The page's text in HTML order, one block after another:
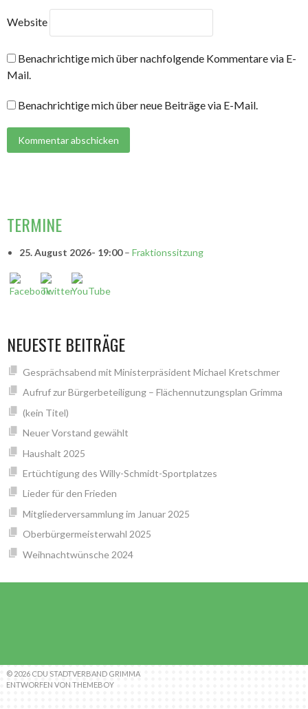
Website
Benachrichtige mich über nachfolgende Kommentare via E-
Mail.
Benachrichtige mich über neue Beiträge via E-Mail.
TERMINE
25. August 2026- 19:00– Fraktionssitzung
NEUESTE BEITRÄGE
Gesprächsabend mit Ministerpräsident Michael Kretschmer
Aufruf zur Bürgerbeteiligung – Flächennutzungsplan Grimma
(kein Titel)
Neuer Vorstand gewählt
Haushalt 2025
Ertüchtigung des Willy-Schmidt-Sportplatzes
Lieder für den Frieden
Mitgliederversammlung im Januar 2025
Oberbürgermeisterwahl 2025
Weihnachtwünsche 2024
© 2026 CDU STADTVERBAND GRIMMA
ENTWORFEN VON THEMEBOY